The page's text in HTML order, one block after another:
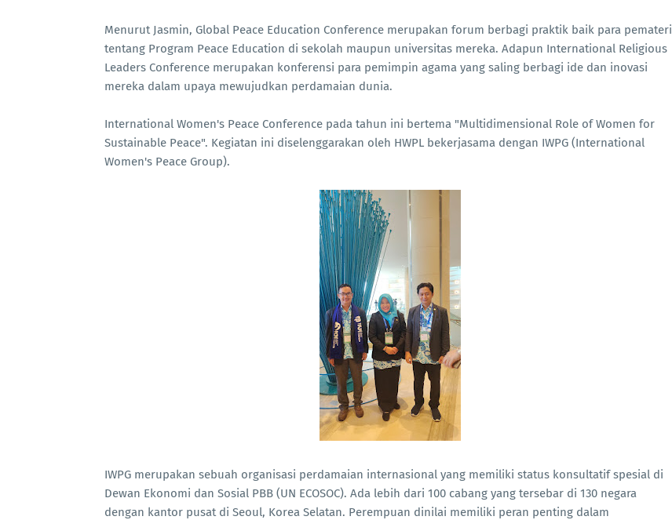
Menurut Jasmin, Global Peace Education Conference merupakan forum berbagi praktik baik para pemateri
tentang Program Peace Education di sekolah maupun universitas mereka. Adapun International Religious
Leaders Conference merupakan konferensi para pemimpin agama yang saling berbagi ide dan inovasi
mereka dalam upaya mewujudkan perdamaian dunia.
International Women's Peace Conference pada tahun ini bertema "Multidimensional Role of Women for
Sustainable Peace". Kegiatan ini diselenggarakan oleh HWPL bekerjasama dengan IWPG (International
Women's Peace Group).
IWPG merupakan sebuah organisasi perdamaian internasional yang memiliki status konsultatif spesial di
Dewan Ekonomi dan Sosial PBB (UN ECOSOC). Ada lebih dari 100 cabang yang tersebar di 130 negara
dengan kantor pusat di Seoul, Korea Selatan. Perempuan dinilai memiliki peran penting dalam